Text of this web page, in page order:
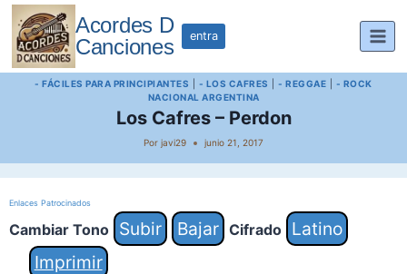
Saltar
contenido
Acordes D
Canciones
entra
- FÁCILES PARA PRINCIPIANTES - LOS CAFRES |- REGGAE
- ROCK
NACIONAL ARGENTINA
Los Cafres – Perdon
Por javi29 junio 21, 2017
Enlaces Patrocinados
Cambiar Tono Subir Bajar Cifrado
Latino
Imprimir